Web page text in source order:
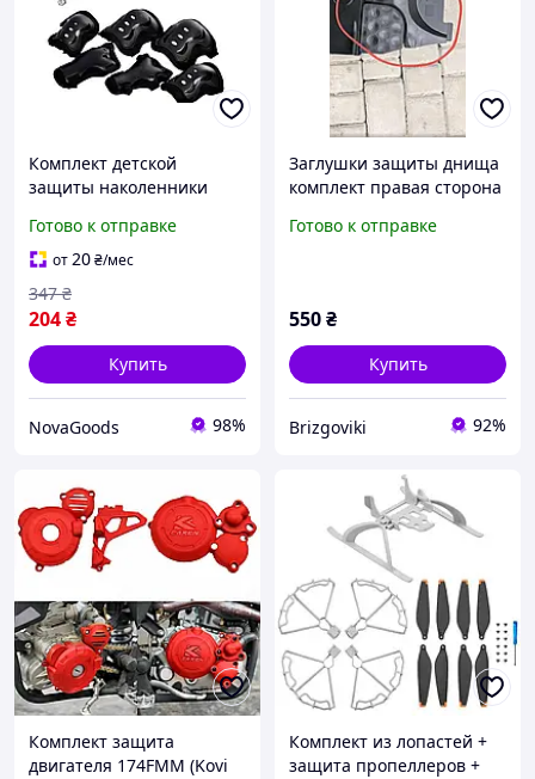
Комплект детской
защиты наколенники
запястья размер L
черный GN-18060
Готово к отправке
от20₴/мес
204₴
347 ₴
Купить
NovaGoods 98%
Заглушки защиты днища
комплект правая сторона
CC 3C0825962,3C0825272
Готово к отправке
550₴
Купить
Brizgoviki 92%
Комплект защита
двигателя 174FMM (Kovi
Комплект из лопастей +
защита пропеллеров +